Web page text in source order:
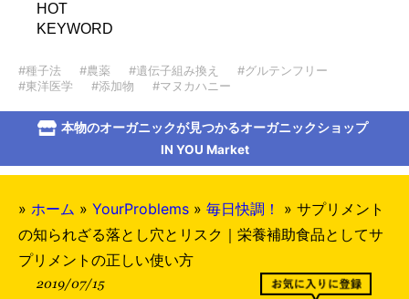
HOT
KEYWORD
#種子法 #農薬 #遺伝子組み換え
#グルテンフリー
#東洋医学
#添加物 #マヌカハニー
本物のオーガニックが見つかるオーガニックショップ
IN YOU Market
» ホーム » YourProblems » 毎日快調！ » サプリメント
の知られざる落とし穴とリスク｜栄養補助食品としてサ
プリメントの正しい使い方
2019/07/15